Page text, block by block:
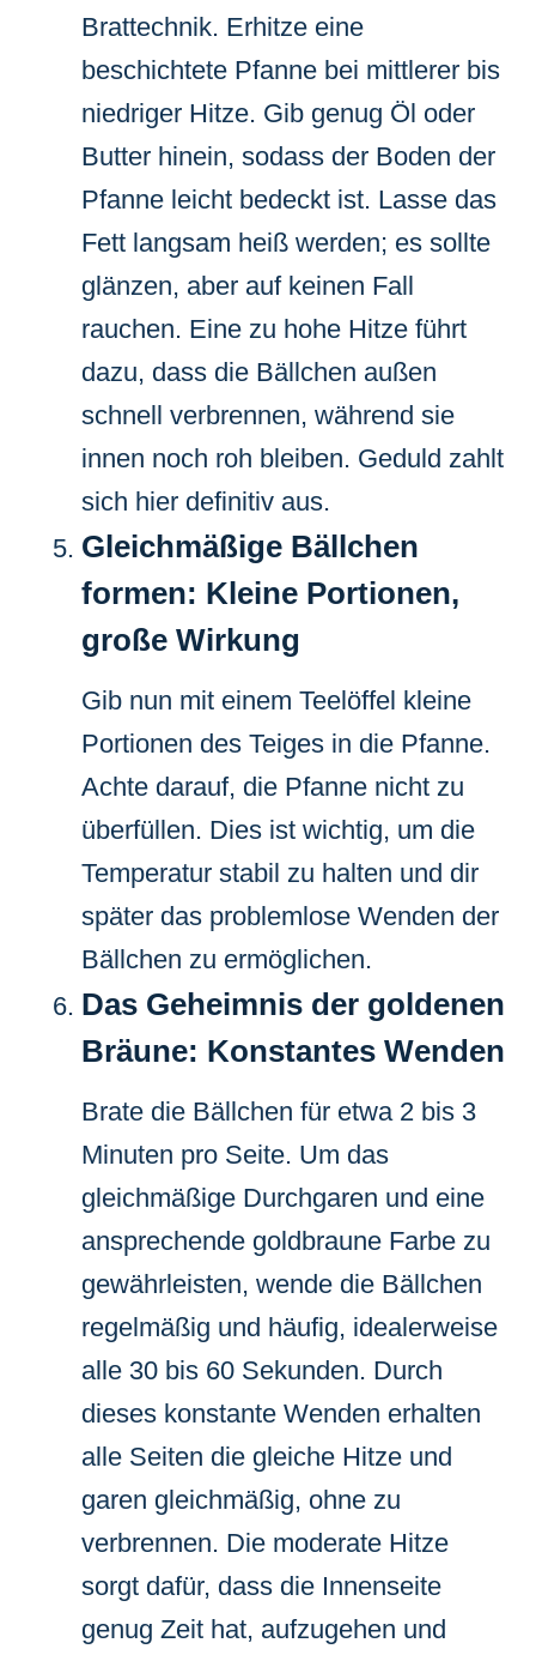
Brattechnik. Erhitze eine
beschichtete Pfanne bei mittlerer bis
niedriger Hitze. Gib genug Öl oder
Butter hinein, sodass der Boden der
Pfanne leicht bedeckt ist. Lasse das
Fett langsam heiß werden; es sollte
glänzen, aber auf keinen Fall
rauchen. Eine zu hohe Hitze führt
dazu, dass die Bällchen außen
schnell verbrennen, während sie
innen noch roh bleiben. Geduld zahlt
sich hier definitiv aus.
Gleichmäßige Bällchen
formen: Kleine Portionen,
große Wirkung
Gib nun mit einem Teelöffel kleine
Portionen des Teiges in die Pfanne.
Achte darauf, die Pfanne nicht zu
überfüllen. Dies ist wichtig, um die
Temperatur stabil zu halten und dir
später das problemlose Wenden der
Bällchen zu ermöglichen.
Das Geheimnis der goldenen
Bräune: Konstantes Wenden
Brate die Bällchen für etwa 2 bis 3
Minuten pro Seite. Um das
gleichmäßige Durchgaren und eine
ansprechende goldbraune Farbe zu
gewährleisten, wende die Bällchen
regelmäßig und häufig, idealerweise
alle 30 bis 60 Sekunden. Durch
dieses konstante Wenden erhalten
alle Seiten die gleiche Hitze und
garen gleichmäßig, ohne zu
verbrennen. Die moderate Hitze
sorgt dafür, dass die Innenseite
genug Zeit hat, aufzugehen und